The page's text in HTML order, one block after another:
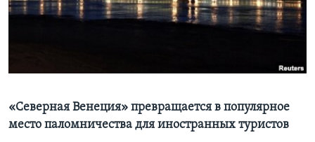
Learning English
Языки
«Северная Венеция» превращается в популярное
место паломничества для иностранных туристов